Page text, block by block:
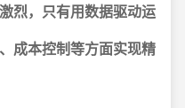
烈，只有用数据驱动运
成本控制等方面实现精